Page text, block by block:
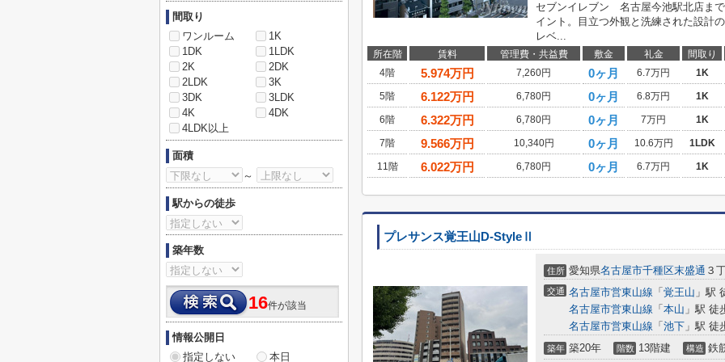
セブンイレブン 名古屋今池駅北店ま
イント。目立つ外観と洗練された設計
レベ...
所在階 賃料 管理費・共益費 敷金 礼金
間取り
4階
5.974万円 7,260円 0ヶ月 6.7万円 1K
5階 6.122万円 6,780円 0ヶ月 6.8万円 1K
6階 6.322万円 6,780円 0ヶ月 7万円 1K
7階 9.566万円 10,340円 0ヶ月 10.6万円 1LDK
11階 6.022万円 6,780円 0ヶ月 6.7万円 1K
プレサンス覚王山D-StyleⅡ
住所 愛知県名古屋市千種区末盛通 ３
交通 名古屋市営東山線 「 覚王山 」駅
名古屋市営東山線 「 本山 」駅 徒
名古屋市営東山線 「 池下 」駅 徒
築年 築20年 階数 13階建 構造 鉄
間取り
ワンルーム
1K
1DK
1LDK
2K
2DK
2LDK
3K
3DK
3LDK
4K
4DK
4LDK以上
面積
～
駅からの徒歩
築年数
16件が該当
情報公開日
指定しない
本日